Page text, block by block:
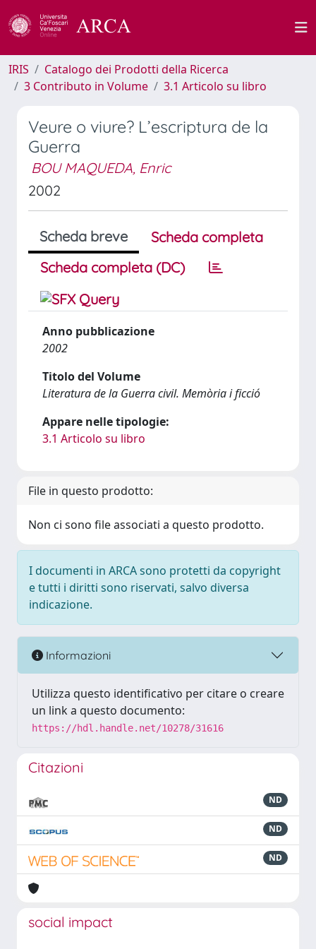
IRIS
Catalogo dei Prodotti della Ricerca
3 Contributo in Volume
3.1 Articolo su libro
Veure o viure? L’escriptura de la
Guerra
BOU MAQUEDA, Enric
2002
Scheda breve
Scheda completa
Scheda completa (DC)
Anno pubblicazione
2002
Titolo del Volume
Literatura de la Guerra civil. Memòria i ficció
Appare nelle tipologie:
3.1 Articolo su libro
File in questo prodotto:
Non ci sono file associati a questo prodotto.
I documenti in ARCA sono protetti da copyright
e tutti i diritti sono riservati, salvo diversa
indicazione.
Informazioni
Utilizza questo identificativo per citare o creare
un link a questo documento:
https://hdl.handle.net/10278/31616
Citazioni
ND
ND
ND
social impact